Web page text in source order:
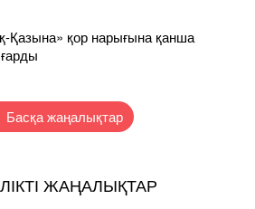
Қазына» қор нарығына қанша
Басқа жаңалықтар
ЖАҢАЛЫҚТАР